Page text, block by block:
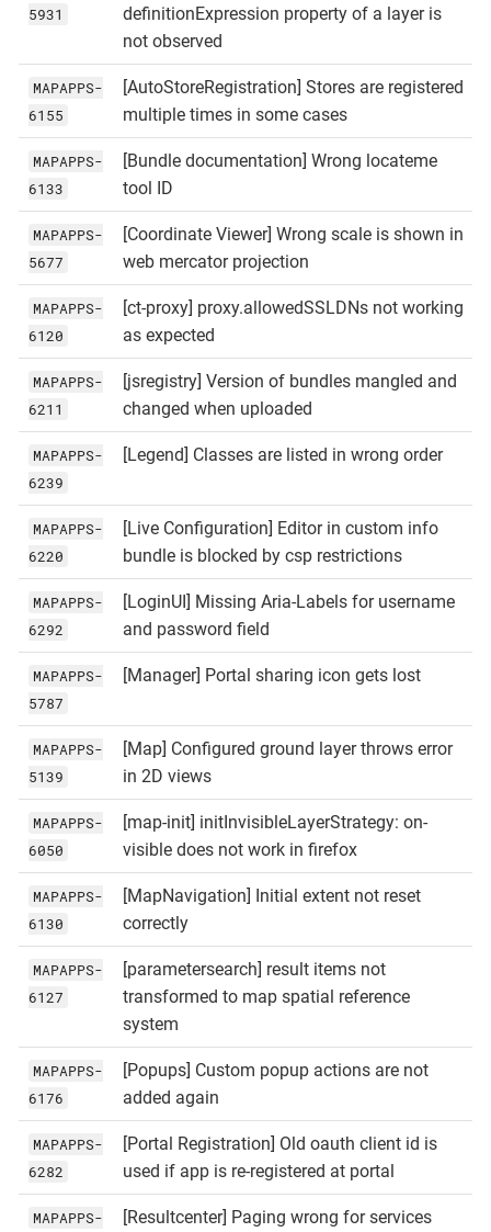
5931
definitionExpression property of a layer is
not observed
MAPAPPS-
6155
[AutoStoreRegistration] Stores are registered
multiple times in some cases
MAPAPPS-
6133
[Bundle documentation] Wrong locateme
tool ID
MAPAPPS-
5677
[Coordinate Viewer] Wrong scale is shown in
web mercator projection
MAPAPPS-
6120
[ct-proxy] proxy.allowedSSLDNs not working
as expected
MAPAPPS-
6211
[jsregistry] Version of bundles mangled and
changed when uploaded
MAPAPPS-
6239
[Legend] Classes are listed in wrong order
MAPAPPS-
6220
[Live Configuration] Editor in custom info
bundle is blocked by csp restrictions
MAPAPPS-
6292
[LoginUI] Missing Aria-Labels for username
and password field
MAPAPPS-
5787
[Manager] Portal sharing icon gets lost
MAPAPPS-
5139
[Map] Configured ground layer throws error
in 2D views
MAPAPPS-
6050
[map-init] initInvisibleLayerStrategy: on-
visible does not work in firefox
MAPAPPS-
6130
[MapNavigation] Initial extent not reset
correctly
MAPAPPS-
6127
[parametersearch] result items not
transformed to map spatial reference
system
MAPAPPS-
6176
[Popups] Custom popup actions are not
added again
MAPAPPS-
6282
[Portal Registration] Old oauth client id is
used if app is re-registered at portal
MAPAPPS-
[Resultcenter] Paging wrong for services